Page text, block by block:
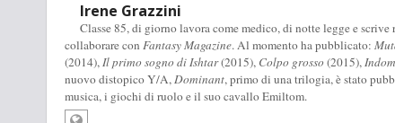
Irene Grazzini
Classe 85, di giorno lavora come medico, di notte legge e
collaborare con Fantasy Magazine. Al momento ha pubblicato:
(2014),Il primo sogno di Ishtar(2015), Colpo grosso (2015),
nuovo distopico Y/A,Dominant, primo di una trilogia, è stato
musica, i giochi di ruolo e il suo cavallo Emiltom.